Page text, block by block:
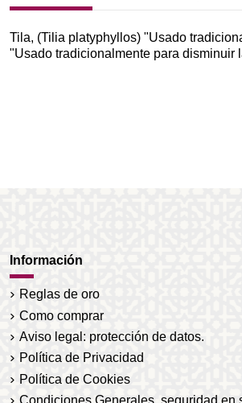
Tila, (Tilia platyphyllos) "Usado
"Usado tradicionalmente para disminuir
Información
Reglas de oro
Como comprar
Aviso legal: protección de datos.
Política de Privacidad
Política de Cookies